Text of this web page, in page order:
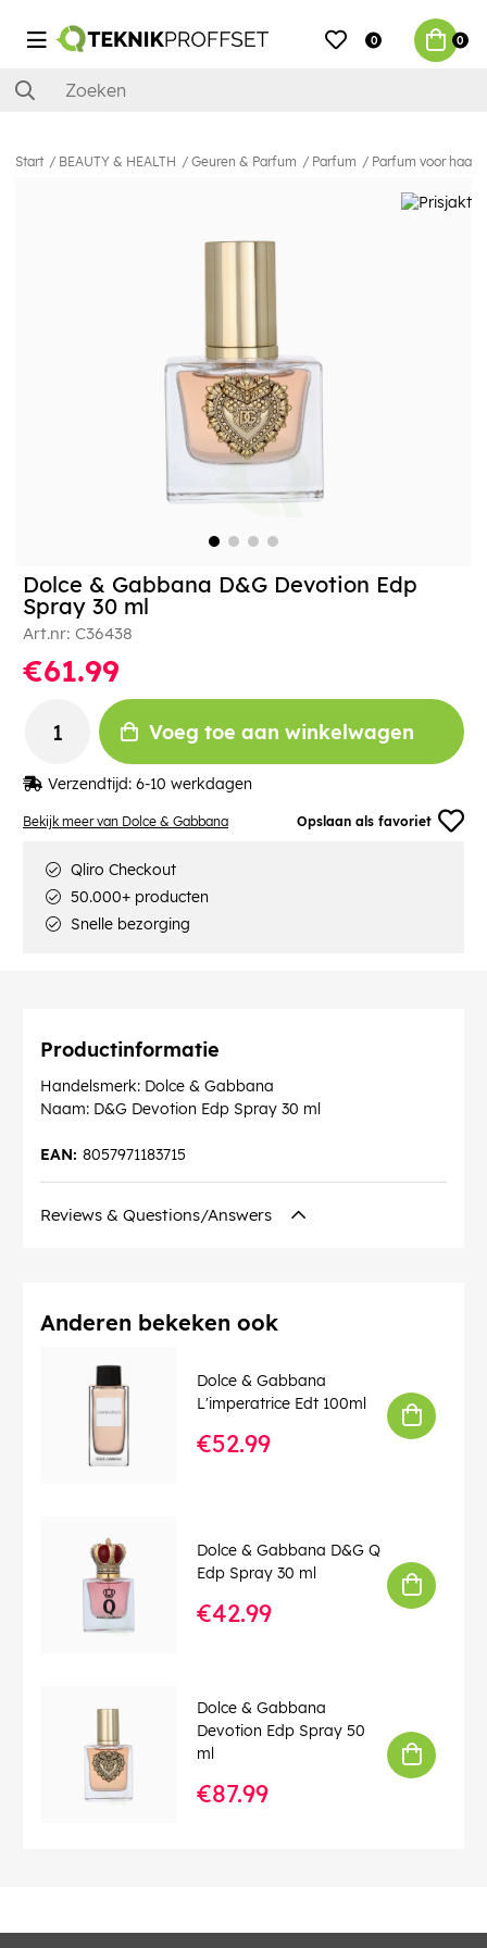
0 0
Start BEAUTY & HEALTH Geuren & Parfum Parfum Parfum voor haar
Bekijk meer van Dolce & Gabbana Opslaan als favoriet
Dolce & Gabbana D&G Devotion Edp
Spray 30 ml
Art.nr: C36438
€61.99
Voeg toe aan winkelwagen
Verzendtijd: 6-10 werkdagen
Qliro Checkout
50.000+ producten
Snelle bezorging
Productinformatie
Handelsmerk: Dolce & Gabbana
Naam: D&G Devotion Edp Spray 30 ml
8057971183715
EAN:
Reviews & Questions/Answers
Anderen bekeken ook
Dolce & Gabbana
L'imperatrice Edt 100ml
€52.99
Dolce & Gabbana D&G Q
Edp Spray 30 ml
€42.99
Dolce & Gabbana
Devotion Edp Spray 50
ml
€87.99